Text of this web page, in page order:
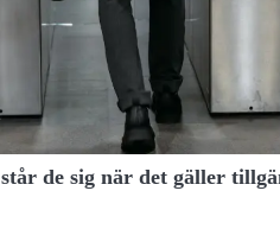
de sig när det gäller